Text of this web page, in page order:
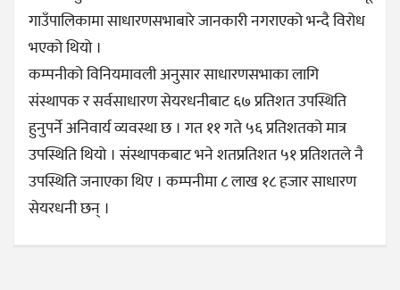
गाउँपालिकामा साधारणसभाबारे जानकारी नगराएको भन्दै विरोध
भएको थियो ।
कम्पनीको विनियमावली अनुसार साधारणसभाका लागि
संस्थापक र सर्वसाधारण सेयरधनीबाट ६७ प्रतिशत उपस्थिति
हुनुपर्ने अनिवार्य व्यवस्था छ । गत ११ गते ५६ प्रतिशतको मात्र
उपस्थिति थियो । संस्थापकबाट भने शतप्रतिशत ५१ प्रतिशतले नै
उपस्थिति जनाएका थिए । कम्पनीमा ८ लाख १८ हजार साधारण
सेयरधनी छन् ।